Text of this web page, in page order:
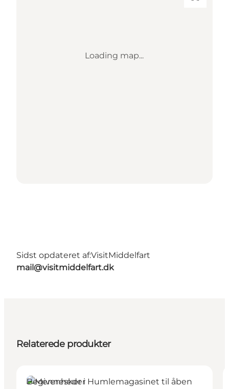
Loading map...
Sidst opdateret af:VisitMiddelfart
mail@visitmiddelfart.dk
Relaterede produkter
Begivenheder